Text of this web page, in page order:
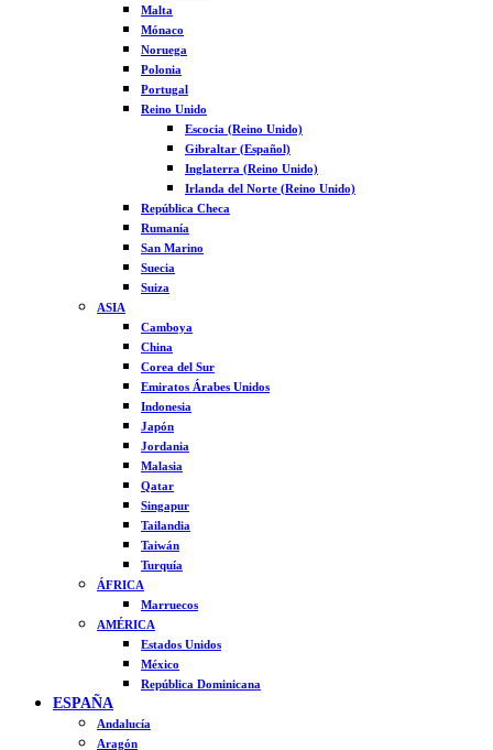
Malta
Mónaco
Noruega
Polonia
Portugal
Reino Unido
Escocia (Reino Unido)
Gibraltar (Español)
Inglaterra (Reino Unido)
Irlanda del Norte (Reino Unido)
República Checa
Rumanía
San Marino
Suecia
Suiza
ASIA
Camboya
China
Corea del Sur
Emiratos Árabes Unidos
Indonesia
Japón
Jordania
Malasia
Qatar
Singapur
Tailandia
Taiwán
Turquía
ÁFRICA
Marruecos
AMÉRICA
Estados Unidos
México
República Dominicana
ESPAÑA
Andalucía
Aragón